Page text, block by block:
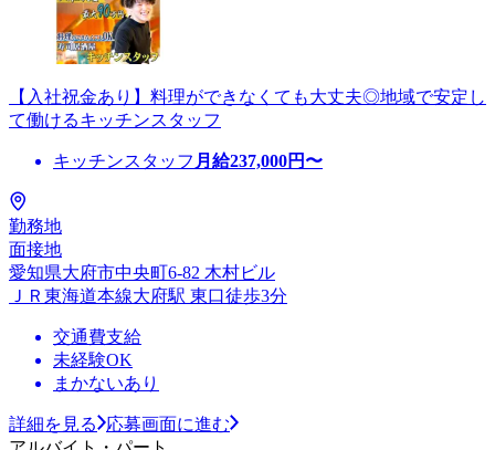
【入社祝金あり】料理ができなくても大丈夫◎地域で安定し
て働けるキッチンスタッフ
キッチンスタッフ 月給237,000円〜
勤務地
面接地
愛知県大府市中央町6-82 木村ビル
ＪＲ東海道本線大府駅 東口徒歩3分
交通費支給
未経験OK
まかないあり
詳細を見る
応募画面に進む